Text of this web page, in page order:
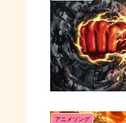
アニメソング